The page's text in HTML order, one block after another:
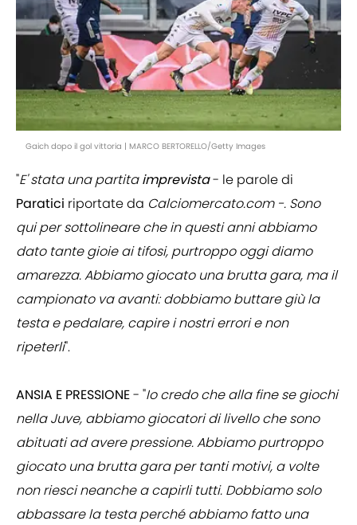
Gaich dopo il gol vittoria | MARCO BERTORELLO/Getty Images
"E' stata una partitaimprevista- le parole di
Paratici riportate da Calciomercato.com -. Sono
qui per sottolineare che in questi anni abbiamo
dato tante gioie ai tifosi, purtroppo oggi diamo
amarezza. Abbiamo giocato una brutta gara, ma il
campionato va avanti: dobbiamo buttare giù la
testa e pedalare, capire i nostri errori e non
ripeterli".
ANSIA E PRESSIONE- "Io credo che alla fine se giochi
nella Juve, abbiamo giocatori di livello che sono
abituati ad avere pressione. Abbiamo purtroppo
giocato una brutta gara per tanti motivi, a volte
non riesci neanche a capirli tutti. Dobbiamo solo
abbassare la testa perché abbiamo fatto una